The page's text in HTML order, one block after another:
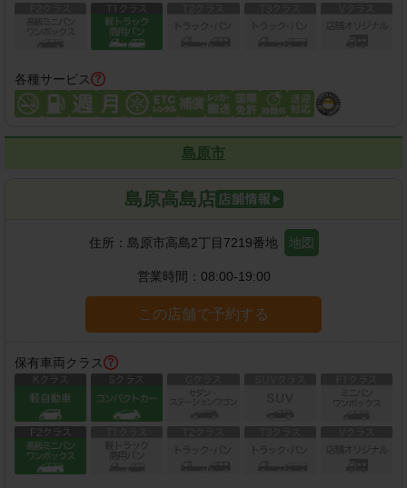
各種サービス
島原市
島原高島店
住所： 島原市高島2丁目7219番地 地図
営業時間： 08:00-19:00
この店舗で予約する
保有車両クラス